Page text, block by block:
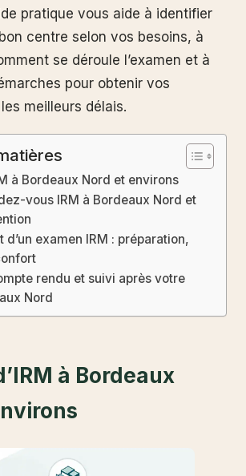
pratique vous aide à identifier
centre selon vos besoins, à
se déroule l’examen et à
pour obtenir vos
meilleurs délais.
à Bordeaux Nord et environs
vous IRM à Bordeaux Nord et
d’un examen IRM : préparation,
rendu et suivi après votre
Nord
à Bordeaux